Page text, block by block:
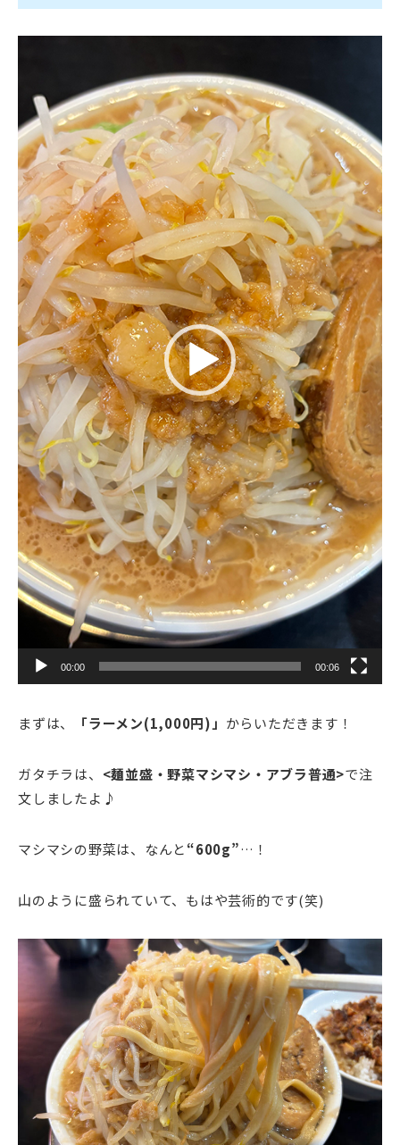
動
ヤ
ー
00:00 00:06
まずは、 「ラーメン(1,000円)」 からいただきます！
ガタチラは、 <麺並盛・野菜マシマシ・アブラ普通>で注
文しましたよ♪
マシマシの野菜は、なんと“600g”…！
山のように盛られていて、もはや芸術的です(笑)